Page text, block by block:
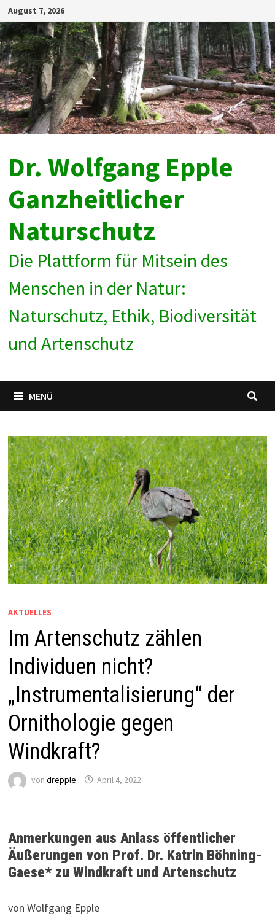
Zum
Inhalt
springen
August 7, 2026
Dr. Wolfgang Epple
Ganzheitlicher
Naturschutz
Die Plattform für Mitsein des
Menschen in der Natur:
Naturschutz, Ethik, Biodiversität
und Artenschutz
MENÜ
AKTUELLES
Im Artenschutz zählen
Individuen nicht?
„Instrumentalisierung“ der
Ornithologie gegen
Windkraft?
von drepple April 4, 2022
Anmerkungen aus Anlass öffentlicher
Äußerungen von Prof. Dr. Katrin Böhning-
Gaese* zu Windkraft und Artenschutz
von Wolfgang Epple